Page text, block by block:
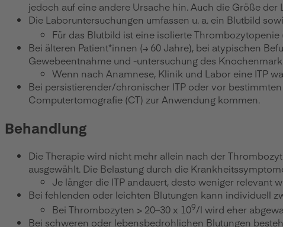
jedoch auf eine andere Ursache hin. Auch die Größe der
Die Laboruntersuchungen umfassen u. a. ein Blutbild
Für das Blutbild ist eine isolierte Thrombozytopenie
Bei älteren Patient*innen (≥ 60 Jahre), bei atypischen
Gewebeentnahme und -untersuchung des
Wenn nach Anamnese, Klinik und Labor eine ITP
Bei persistierender/chronischer ITP oder vor
Computertomografie (CT) zur Anwendung kommen.
Behandlung
Die Therapie wird nicht mehr allein nach der
ausgewählt. Die Belastung durch die
Je länger die ITP andauert, desto weniger relevant
Bei fehlenden oder leichten Blutungen kann individuell
Bei Thrombozyten > 20–30 x 109/l wird eher
Bei schweren oder lebensbedrohlichen Blutungen